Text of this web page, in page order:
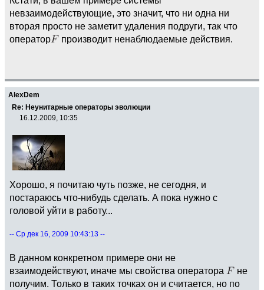
невзаимодействующие, это значит, что ни одна ни
вторая просто не заметит удаления подруги, так что
оператор
производит ненаблюдаемые действия.
AlexDem
Re: Неунитарные операторы эволюции
16.12.2009, 10:35
Хорошо, я почитаю чуть позже, не сегодня, и
постараюсь что-нибудь сделать. А пока нужно с
головой уйти в работу...
-- Ср дек 16, 2009 10:43:13 --
В данном конкретном примере они не
взаимодействуют, иначе мы свойства оператора
не
получим. Только в таких точках он и считается, но по